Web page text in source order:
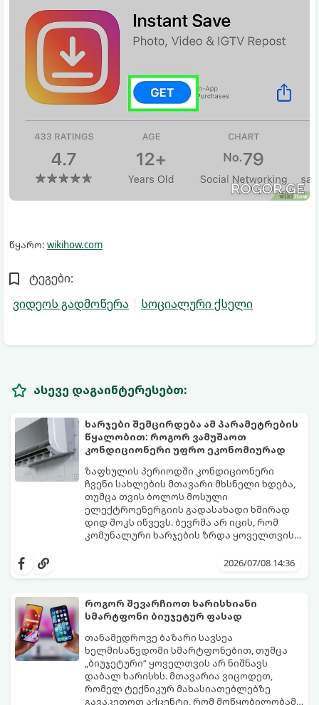
წყარო: wikihow.com
ტეგები:
ვიდეოს გადმოწერა
სოციალური ქსელი
ასევე დაგაინტერესებთ:
ხარჯები შემცირდება ამ პარამეტრების
წყალობით: როგორ ვამუშაოთ
კონდიციონერი უფრო ეკონომიურად
ზაფხულის პერიოდში კონდიციონერი
ჩვენი სახლების მთავარი მხსნელი ხდება,
თუმცა თვის ბოლოს მოსული
ელექტროენერგიის გადასახადი ხშირად
დიდ შოკს იწვევს. ბევრმა არ იცის, რომ
კომუნალური ხარჯების ზრდა ყოველთვის
მიზეზი მისი არასწორი ექსპლუატაცია და
პარამეტრი, რომლებიც დაგეხმარებათ
ბიუჯეტი.
გთავაზობთ ეკონომიური მუშაობის
მთავარ ხრიკებს:
2026/07/08 14:36
როგორ შევარჩიოთ ხარისხიანი
სმარტფონი ბიუჯეტურ ფასად
თანამედროვე ბაზარი სავსეა
ხელმისაწვდომი სმარტფონებით, თუმცა
„ბიუჯეტური“ ყოველთვის არ ნიშნავს
დაბალ ხარისხს. მთავარია ვიცოდეთ,
რომელ ტექნიკურ მახასიათებლებზე
გავაკეთოთ აქცენტი, რომ მოწყობილობამ